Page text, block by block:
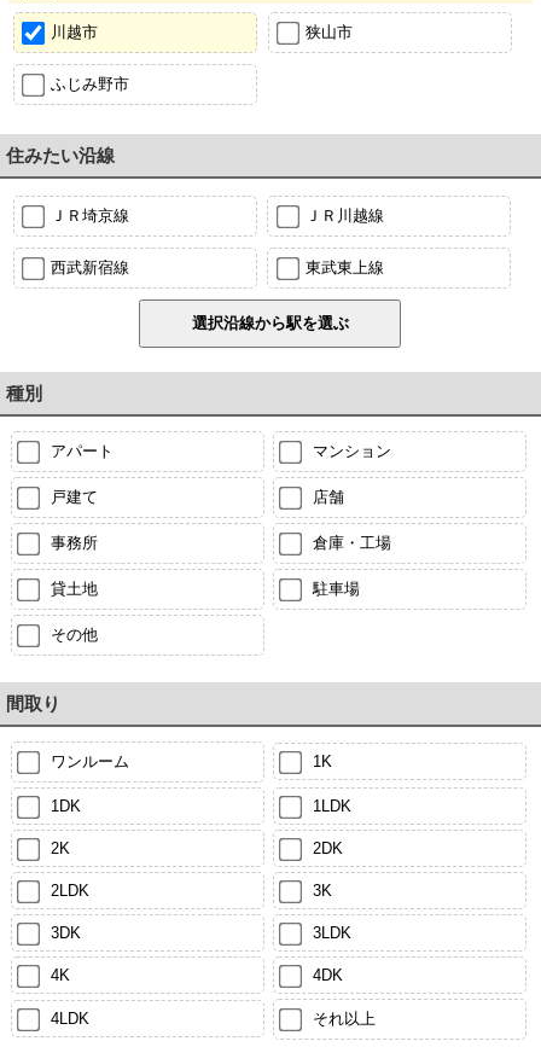
川越市 狭山市
ふじみ野市
住みたい沿線
ＪＲ埼京線 ＪＲ川越線
西武新宿線 東武東上線
種別
アパート マンション
戸建て 店舗
事務所 倉庫・工場
貸土地 駐車場
その他
間取り
ワンルーム 1K
1DK 1LDK
2K 2DK
2LDK 3K
3DK 3LDK
4K 4DK
4LDK それ以上